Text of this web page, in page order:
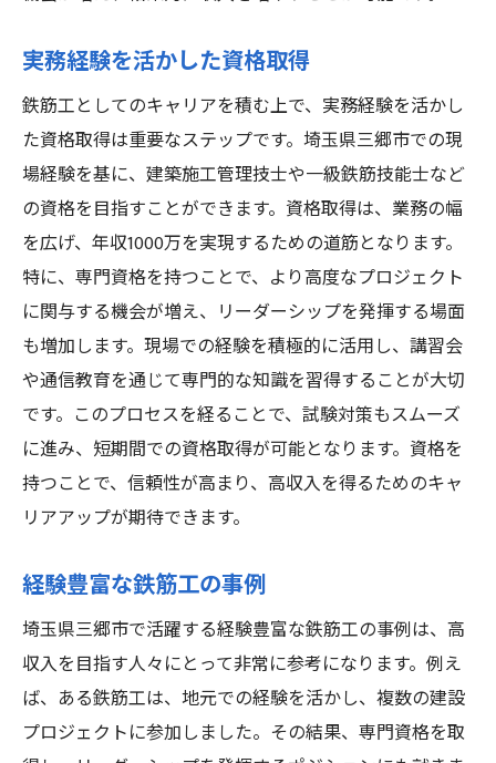
実務経験を活かした資格取得
鉄筋工としてのキャリアを積む上で、実務経験を活かし
た資格取得は重要なステップです。埼玉県三郷市での現
場経験を基に、建築施工管理技士や一級鉄筋技能士など
の資格を目指すことができます。資格取得は、業務の幅
を広げ、年収1000万を実現するための道筋となります。
特に、専門資格を持つことで、より高度なプロジェクト
に関与する機会が増え、リーダーシップを発揮する場面
も増加します。現場での経験を積極的に活用し、講習会
や通信教育を通じて専門的な知識を習得することが大切
です。このプロセスを経ることで、試験対策もスムーズ
に進み、短期間での資格取得が可能となります。資格を
持つことで、信頼性が高まり、高収入を得るためのキャ
リアアップが期待できます。
経験豊富な鉄筋工の事例
埼玉県三郷市で活躍する経験豊富な鉄筋工の事例は、高
収入を目指す人々にとって非常に参考になります。例え
ば、ある鉄筋工は、地元での経験を活かし、複数の建設
プロジェクトに参加しました。その結果、専門資格を取